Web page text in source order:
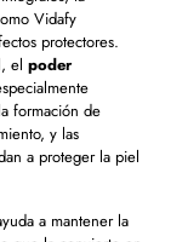
Vidafy
protectores.
el poder
formación de
y las
a proteger la piel
a mantener la